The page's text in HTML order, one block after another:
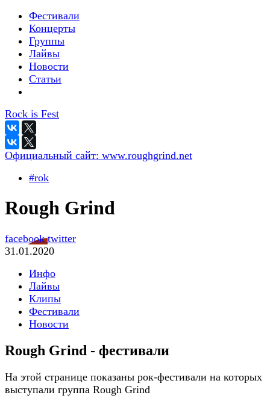
Фестивали
Концерты
Группы
Лайвы
Новости
Статьи
Rock is Fest
Официальный сайт: www.roughgrind.net
#rok
Rough Grind
facebooktwitter
31.01.2020
Инфо
Лайвы
Клипы
Фестивали
Новости
Rough Grind - фестивали
На этой странице показаны рок-фестивали на которых
выступали группа Rough Grind